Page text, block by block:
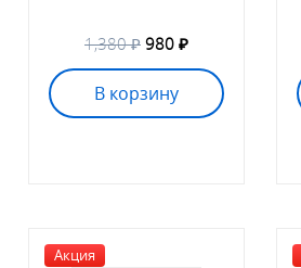
1,380 ₽ 980 ₽
В корзину
Акция